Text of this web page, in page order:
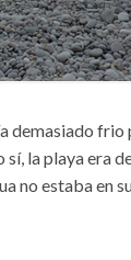
demasiado frio
la playa era
no estaba en